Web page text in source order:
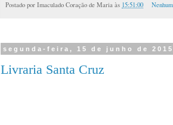
Postado por Imaculado Coração de Maria às 15:51:00
segunda-feira, 15 de junho de 2015
Livraria Santa Cruz